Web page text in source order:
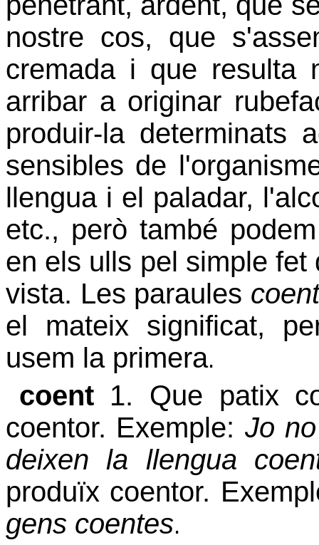
nostre cos, que
cremada i que
arribar a originar
produir-la determinats
sensibles de
llengua i el paladar,
etc., però també
en els ulls pel simple
vista. Les paraules
el mateix significat,
usem la primera.
coent1. Que patix
coentor. Exemple: Jo
deixen la llengua
produïx coentor.
gens coentes.